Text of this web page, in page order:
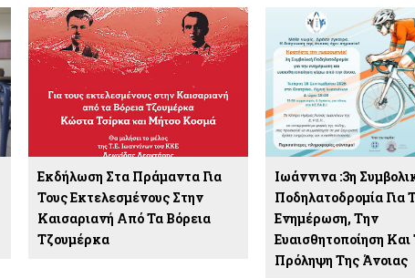
Εκδήλωση Στα Πράμαντα Για
Τους Εκτελεσμένους Στην
Καισαριανή Από Τα Βόρεια
Τζουμέρκα
Ιωάννινα :3η
Ποδηλατοδρομία Για
Ενημέρωση, Την
Ευαισθητοποίηση Και
Πρόληψη Της Άνοιας